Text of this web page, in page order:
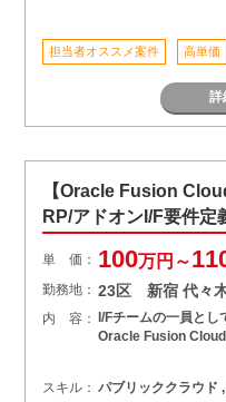
担当者オススメ案件 高単価
詳
【Oracle Fusion
RP/アドオンI/F要件定
単 価： 100万円～
勤務地： 23区 新宿 代々
内 容：
I/Fチームの一員とし
Oracle Fusion
スキル： パブリッククラウド